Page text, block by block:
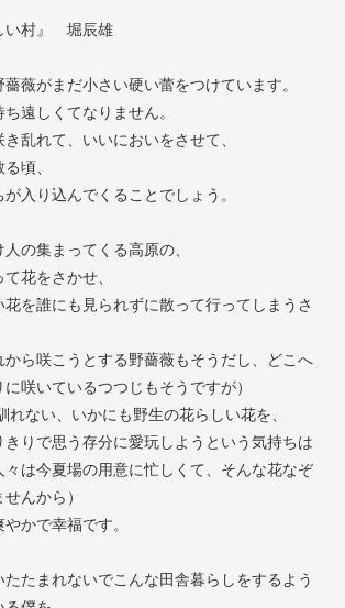
い村』 堀辰雄
薇がまだ小さい硬い蕾をつけています。
遠しくてなりません。
乱れて、いいにおいをさせて、
頃、
入り込んでくることでしょう。
の集まってくる高原の、
花をさかせ、
花を誰にも見られずに散って行ってしまうさ
から咲こうとする野薔薇もそうだし、どこへ
咲いているつつじもそうですが）
れない、いかにも野生の花らしい花を、
きりで思う存分に愛玩しようという気持ちは
々は今夏場の用意に忙しくて、そんな花なぞ
んから）
かで幸福です。
たたまれないでこんな田舎暮らしをするよう